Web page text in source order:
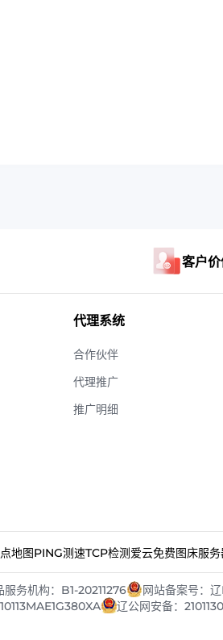
客户
代理系统
合作伙伴
代理推广
推广明细
地图PING测速TCP检测爱云免费图床服
务机构：B1-20211276
网站备案号：
辽公网安备：